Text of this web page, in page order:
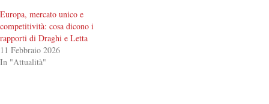
Europa, mercato unico e
competitività: cosa dicono i
rapporti di Draghi e Letta
11 Febbraio 2026
In "Attualità"